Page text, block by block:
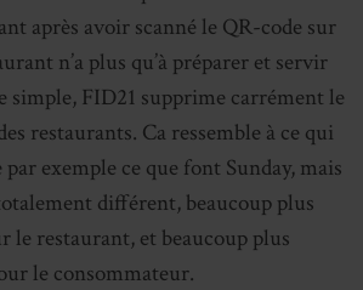
après avoir scanné le QR-code sur
n’a plus qu’à préparer et servir
simple, FID21 supprime carrément le
restaurants. Ca ressemble à ce qui
exemple ce que font Sunday, mais
différent, beaucoup plus
le restaurant, et beaucoup plus
le consommateur.